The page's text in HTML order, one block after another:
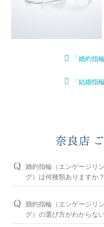
「婚約指
「結婚指
奈良店
婚約指輪（エンゲージリ
グ）は何種類ありますか？
のデザインや、シンプル
ップをご用意しておりま
通りの中から、おふたり
婚約指輪（エンゲージリ
グ）の選び方がわからな